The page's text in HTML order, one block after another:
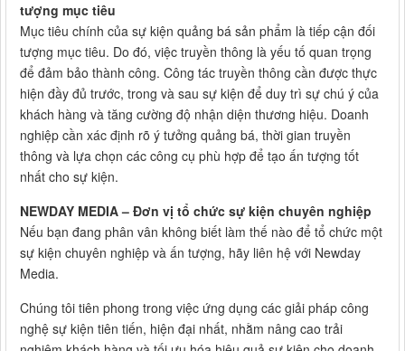
tượng mục tiêu
Mục tiêu chính của sự kiện quảng bá sản phẩm là tiếp cận đối
tượng mục tiêu. Do đó, việc truyền thông là yếu tố quan trọng
để đảm bảo thành công. Công tác truyền thông cần được thực
hiện đầy đủ trước, trong và sau sự kiện để duy trì sự chú ý của
khách hàng và tăng cường độ nhận diện thương hiệu. Doanh
nghiệp cần xác định rõ ý tưởng quảng bá, thời gian truyền
thông và lựa chọn các công cụ phù hợp để tạo ấn tượng tốt
nhất cho sự kiện.
NEWDAY MEDIA – Đơn vị tổ chức sự kiện chuyên nghiệp
Nếu bạn đang phân vân không biết làm thế nào để tổ chức một
sự kiện chuyên nghiệp và ấn tượng, hãy liên hệ với Newday
Media.
Chúng tôi tiên phong trong việc ứng dụng các giải pháp công
nghệ sự kiện tiên tiến, hiện đại nhất, nhằm nâng cao trải